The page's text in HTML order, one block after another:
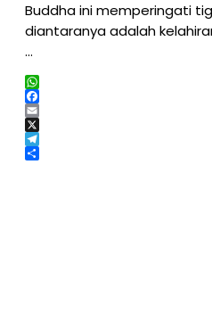
Buddha ini memperingati
diantaranya adalah
…
WhatsApp
Facebook
Email
X
Telegram